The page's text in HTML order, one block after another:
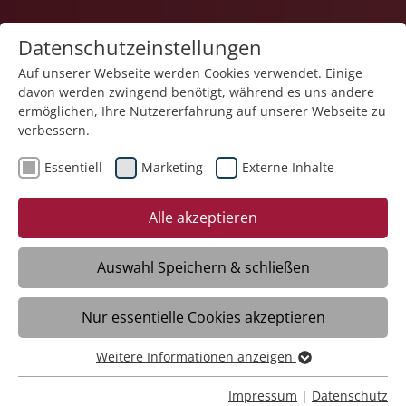
27.03.2026
Center Parcs Allgäu spendet
4.000 Euro an die
Werkstätten der Liebenauer
Arbeitswelten
Leutkirch – Die Spende in Höhe von 4.000
Euro stammt aus den Erlösen der
Datenschutzeinstellungen
Auf unserer Webseite werden Cookies verwendet. Einige
davon werden zwingend benötigt, während es uns andere
ermöglichen, Ihre Nutzererfahrung auf unserer Webseite zu
verbessern.
Essentiell Marketing Externe Inhalte
Alle akzeptieren
Auswahl Speichern & schließen
Nur essentielle Cookies akzeptieren
Essentiell
Essentielle Cookies werden für grundlegende Funktionen
Weitere Informationen anzeigen
Impressum | Datenschutz